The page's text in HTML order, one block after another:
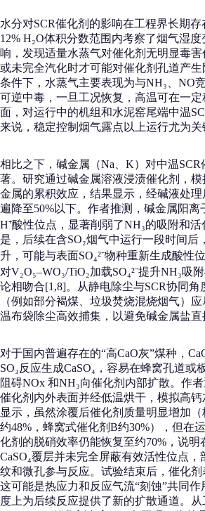
水分对SCR催化剂的影响在工程界长期
12% H₂O体积分数范围内考察了烟气湿
响，发现适量水蒸气对催化剂无明显毒
或未完全汽化时才可能对催化剂孔道产
条件下，水蒸气主要表现为与NH₃、NO
可逆中毒，一旦工况恢复，高温可在一定
面，对运行中的机组和水泥窑尾端中温
来说，稳定控制烟气露点以上运行尤为关
相比之下，碱金属（Na、K）对中温SCR
著。研究通过碱金属溶液浸渍催化剂，
金属的累积效应，结果显示，经碱液处
遍降至50%以下。作者推测，碱金属阳离
H⁺酸性位点，显著削弱了NH₃的吸附和
是，后续在含SO₂烟气中运行一段时间后
升，可能与表面SO₄²⁻物种重新生成酸性
对V₂O₅–WO₃/TiO₂加载SO₄²⁻提升NH₃吸
论相吻合[1,8]。从静电除尘与SCR协同
（例如部分褐煤、垃圾焚烧混烧烟气）
温布袋除尘高效捕集，以避免碱金属盐直
对于国内普遍存在的“高CaO灰”煤种，
SO₃反应生成CaSO₄，容易在蜂窝孔道或
阻碍NOx 和NH₃向催化剂内部扩散。作
催化剂内外表面并经低温烘干，模拟高
显示，虽然涂覆后催化剂质量明显增加
约48%，蜂窝式催化剂B约30%），但在
化剂的脱硝效率仍能恢复至约70%，说明
CaSO₄覆层并未完全屏蔽有效活性位点
纹和微孔参与反应。试验结束后，催化剂
这可能是热应力和反应气流“刻蚀”共同
度上为后续反应提供了新的扩散通道。